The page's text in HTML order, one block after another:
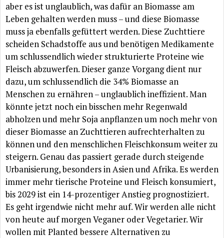
aber es ist unglaublich, was dafür an Biomasse am
Leben gehalten werden muss – und diese Biomasse
muss ja ebenfalls gefüttert werden. Diese Zuchttiere
scheiden Schadstoffe aus und benötigen Medikamente
um schlussendlich wieder strukturierte Proteine wie
Fleisch abzuwerfen. Dieser ganze Vorgang dient nur
dazu, um schlussendlich die 34% Biomasse an
Menschen zu ernähren – unglaublich ineffizient. Man
könnte jetzt noch ein bisschen mehr Regenwald
abholzen und mehr Soja anpflanzen um noch mehr von
dieser Biomasse an Zuchttieren aufrechterhalten zu
können und den menschlichen Fleischkonsum weiter zu
steigern. Genau das passiert gerade durch steigende
Urbanisierung, besonders in Asien und Afrika. Es werden
immer mehr tierische Proteine und Fleisch konsumiert,
bis 2029 ist ein 14-prozentiger Anstieg prognostiziert.
Es geht irgendwie nicht mehr auf. Wir werden alle nicht
von heute auf morgen Veganer oder Vegetarier. Wir
wollen mit Planted bessere Alternativen zu